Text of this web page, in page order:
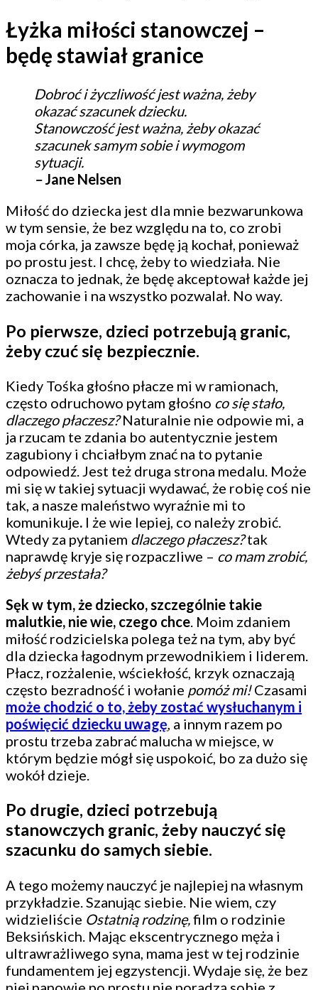
Łyżka miłości stanowczej –
będę stawiał granice
Dobroć i życzliwość jest ważna, żeby
okazać szacunek dziecku.
Stanowczość jest ważna, żeby okazać
szacunek samym sobie i wymogom
sytuacji.
–Jane Nelsen
Miłość do dziecka jest dla mnie bezwarunkowa
w tym sensie, że bez względu na to, co zrobi
moja córka, ja zawsze będę ją kochał, ponieważ
po prostu jest. I chcę, żeby to wiedziała. Nie
oznacza to jednak, że będę akceptował każde jej
zachowanie i na wszystko pozwalał. No way.
Po pierwsze, dzieci potrzebują granic,
żeby czuć się bezpiecznie.
Kiedy Tośka głośno płacze mi w ramionach,
często odruchowo pytam głośno co się stało,
dlaczego płaczesz?Naturalnie nie odpowie mi, a
ja rzucam te zdania bo autentycznie jestem
zagubiony i chciałbym znać na to pytanie
odpowiedź. Jest też druga strona medalu. Może
mi się w takiej sytuacji wydawać, że robię coś nie
tak, a nasze maleństwo wyraźnie mi to
komunikuje. I że wie lepiej, co należy zrobić.
Wtedy za pytaniem dlaczego płaczesz?tak
naprawdę kryje się rozpaczliwe – co mam zrobić,
żebyś przestała?
Sęk w tym, że dziecko, szczególnie takie
malutkie, nie wie, czego chce. Moim zdaniem
miłość rodzicielska polega też na tym, aby być
dla dziecka łagodnym przewodnikiem i liderem.
Płacz, rozżalenie, wściekłość, krzyk oznaczają
często bezradność i wołanie pomóż mi!Czasami
może chodzić o to, żeby zostać wysłuchanym i
poświęcić dziecku uwagę, a innym razem po
prostu trzeba zabrać malucha w miejsce, w
którym będzie mógł się uspokoić, bo za dużo się
wokół dzieje.
Po drugie, dzieci potrzebują
stanowczych granic, żeby nauczyć się
szacunku do samych siebie.
A tego możemy nauczyć je najlepiej na własnym
przykładzie. Szanując siebie. Nie wiem, czy
widzieliście Ostatnią rodzinę,film o rodzinie
Beksińskich. Mając ekscentrycznego męża i
ultrawrażliwego syna, mama jest w tej rodzinie
fundamentem jej egzystencji. Wydaje się, że bez